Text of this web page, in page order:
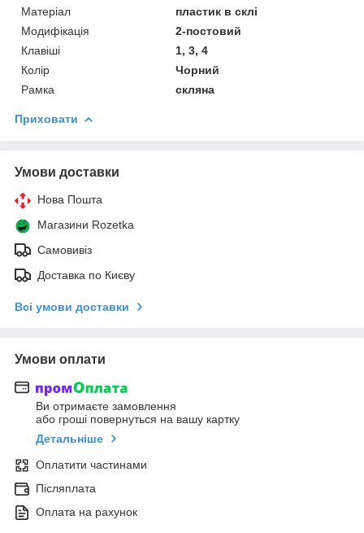
Матеріал
пластик в склі
Модифікація
2-постовий
Клавіші
1, 3, 4
Колір
Чорний
Рамка
скляна
Приховати
Умови доставки
Нова Пошта
Магазини Rozetka
Самовивіз
Доставка по Києву
Всі умови доставки
Умови оплати
Ви отримаєте замовлення
або гроші повернуться на вашу картку
Детальніше
Оплатити частинами
Післяплата
Оплата на рахунок